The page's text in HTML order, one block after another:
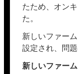
たため、オン
た。
新しいファー
設定され、問
新しいファー